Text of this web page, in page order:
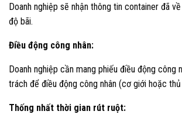
Doanh nghiệp sẽ nhận thông tin container đã
độ bãi.
Điều động công nhân:
Doanh nghiệp cần mang phiếu điều động công
trách để điều động công nhân (cơ giới hoặc
Thống nhất thời gian rút ruột: